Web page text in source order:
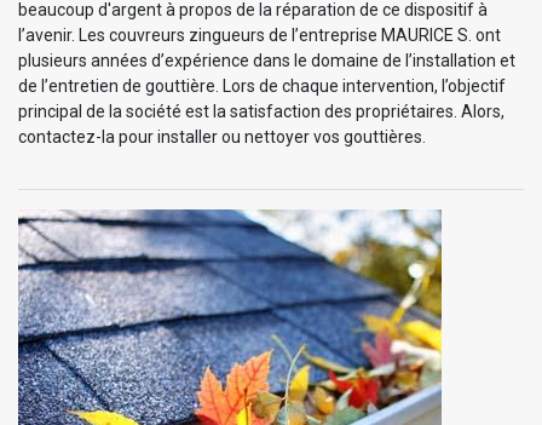
beaucoup d'argent à propos de la réparation de ce dispositif à
l’avenir. Les couvreurs zingueurs de l’entreprise MAURICE S. ont
plusieurs années d’expérience dans le domaine de l’installation et
de l’entretien de gouttière. Lors de chaque intervention, l’objectif
principal de la société est la satisfaction des propriétaires. Alors,
contactez-la pour installer ou nettoyer vos gouttières.